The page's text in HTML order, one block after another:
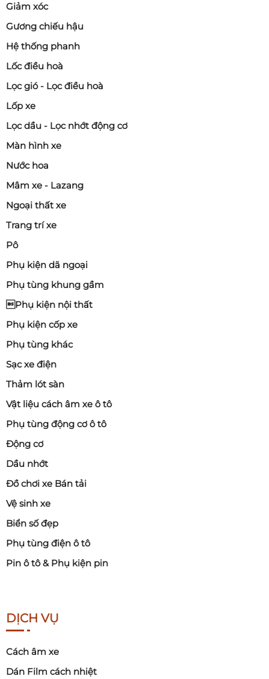
Giảm xóc
Gương chiếu hậu
Hệ thống phanh
Lốc điều hoà
Lọc gió - Lọc điều hoà
Lốp xe
Lọc dầu - Lọc nhớt động cơ
Màn hình xe
Nước hoa
Mâm xe - Lazang
Ngoại thất xe
Trang trí xe
Pô
Phụ kiện dã ngoại
Phụ tùng khung gầm
Phụ kiện nội thất
Phụ kiện cốp xe
Phụ tùng khác
Sạc xe điện
Thảm lót sàn
Vật liệu cách âm xe ô tô
Phụ tùng động cơ ô tô
Động cơ
Dầu nhớt
Đồ chơi xe Bán tải
Vệ sinh xe
Biển số đẹp
Phụ tùng điện ô tô
Pin ô tô & Phụ kiện pin
DỊCH VỤ
Cách âm xe
Dán Film cách nhiệt